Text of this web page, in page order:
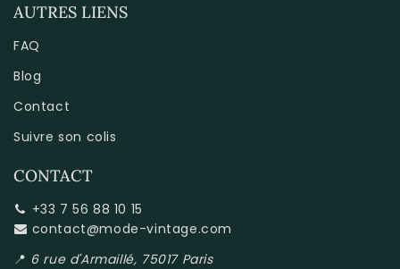
AUTRES LIENS
FAQ
Blog
Contact
Suivre son colis
CONTACT
+33 7 56 88 10 15
contact@mode-vintage.com
📍 6 rue d'Armaillé, 75017 Paris